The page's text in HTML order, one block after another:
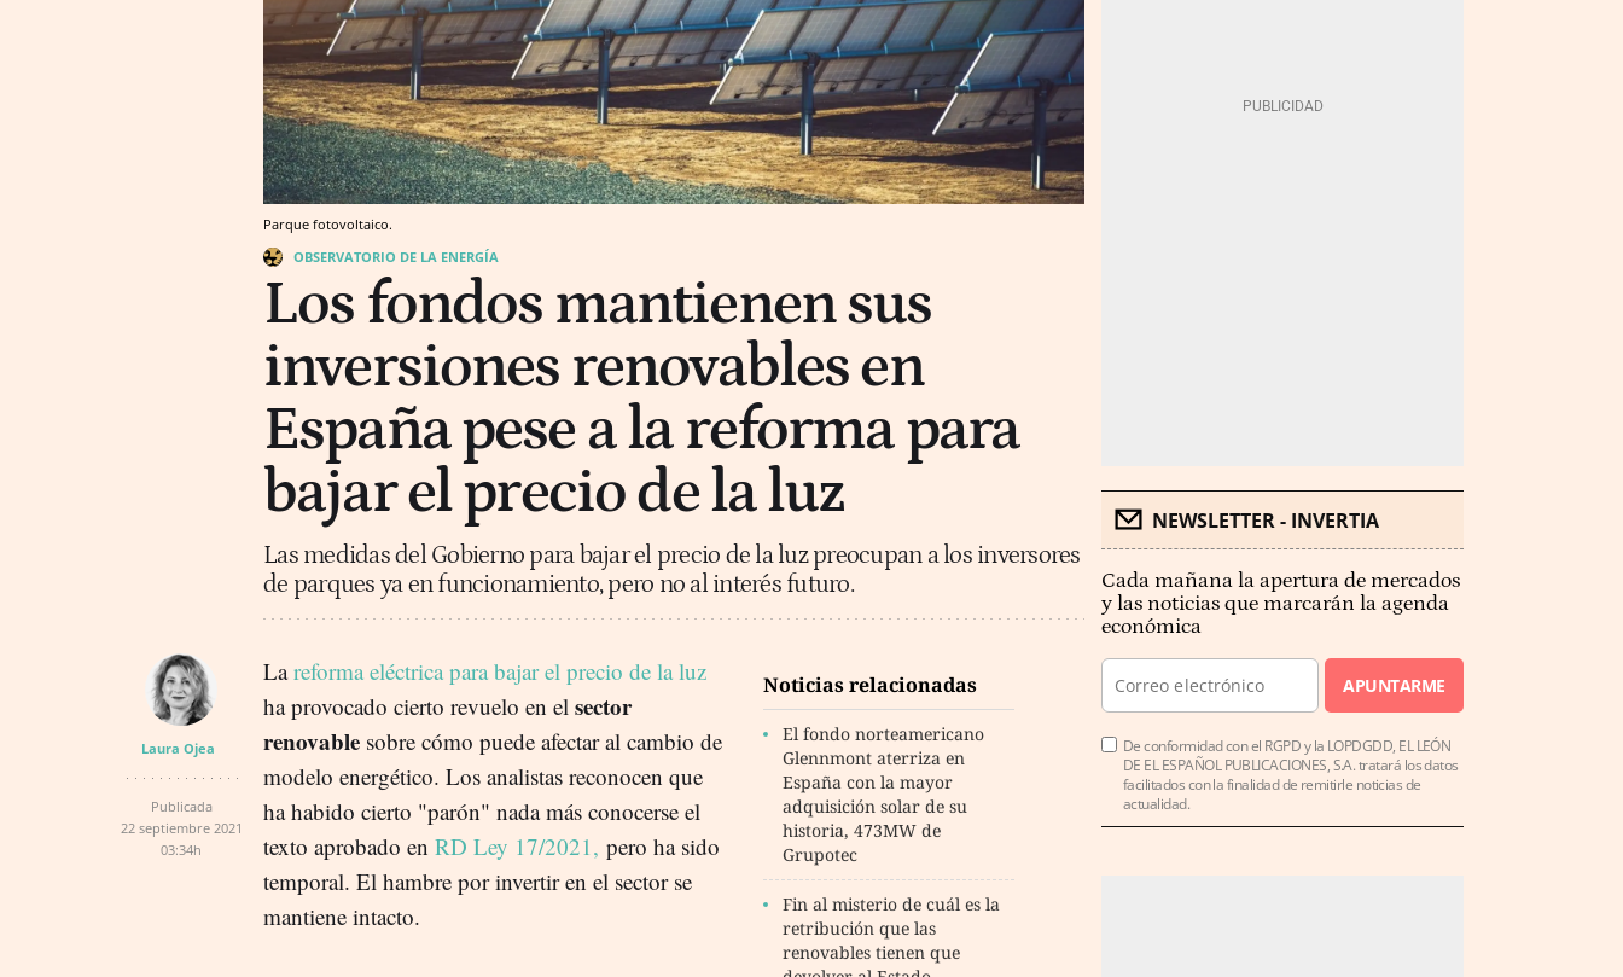
Parque fotovoltaico.
OBSERVATORIO DE LA ENERGÍA
Los fondos mantienen sus
inversiones renovables en
España pese a la reforma para
bajar el precio de la luz
Las medidas del Gobierno para bajar el precio de la luz preocupan a los inversores
de parques ya en funcionamiento, pero no al interés futuro.
Laura Ojea
Publicada
22 septiembre 2021
03:34h
Noticias relacionadas
El fondo norteamericano
Glennmont aterriza en
España con la mayor
adquisición solar de su
historia, 473MW de
Grupotec
Fin al misterio de cuál es la
retribución que las
renovables tienen que
Lareforma eléctrica para bajar el precio de la luz
ha provocado cierto revuelo en el sector
renovable sobre cómo puede afectar al cambio de
modelo energético. Los analistas reconocen que
ha habido cierto "parón" nada más conocerse el
texto aprobado en RD Ley 17/2021, pero ha sido
temporal. El hambre por invertir en el sector se
mantiene intacto.
NEWSLETTER - INVERTIA
Cada mañana la apertura de mercados
y las noticias que marcarán la agenda
económica
APUNTARME
De conformidad con el RGPD y la LOPDGDD, EL LEÓN
DE EL ESPAÑOL PUBLICACIONES, S.A. tratará los datos
facilitados con la finalidad de remitirle noticias de
actualidad.